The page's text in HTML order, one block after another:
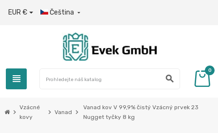
EUR € Čeština 
view_headline search
0
chevron_right
Vzácné
kovy
chevron_right Vanad chevron_right
Vanad kov V 99,9% čistý Vzácný prvek 23
Nugget tyčky 8 kg